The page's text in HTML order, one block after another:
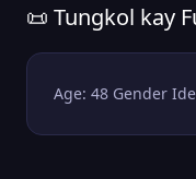
📜 Tungkol kay
Age: 48 Gender